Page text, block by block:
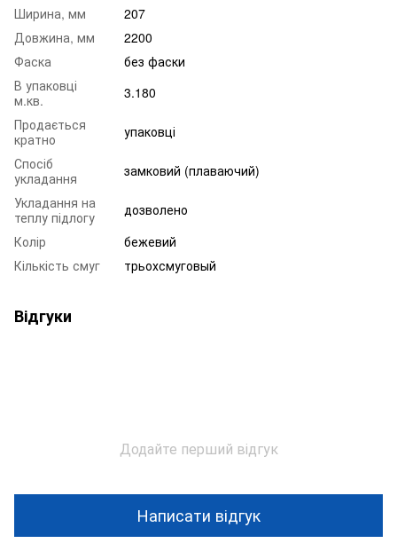
Ширина, мм
207
Довжина, мм
2200
Фаска
без фаски
В упаковці
м.кв.
3.180
Продається
кратно
упаковці
Спосіб
укладання
замковий (плаваючий)
Укладання на
теплу підлогу
дозволено
Колір
бежевий
Кількість смуг
трьохсмуговый
Відгуки
Додайте перший відгук
Написати відгук